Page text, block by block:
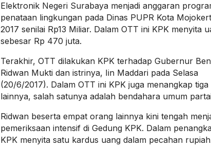
Elektronik Negeri Surabaya menjadi anggaran
penataan lingkungan pada Dinas PUPR Kota
2017 senilai Rp13 Miliar. Dalam OTT ini KPK menyita
sebesar Rp 470 juta.
Terakhir, OTT dilakukan KPK terhadap Gubernur
Ridwan Mukti dan istrinya, Iin Maddari pada Selasa
(20/6/2017). Dalam OTT ini KPK juga menangkap
lainnya, salah satunya adalah bendahara umum
Ridwan beserta empat orang lainnya kini tengah
pemeriksaan intensif di Gedung KPK. Dalam
KPK menyita satu kardus uang dalam pecahan